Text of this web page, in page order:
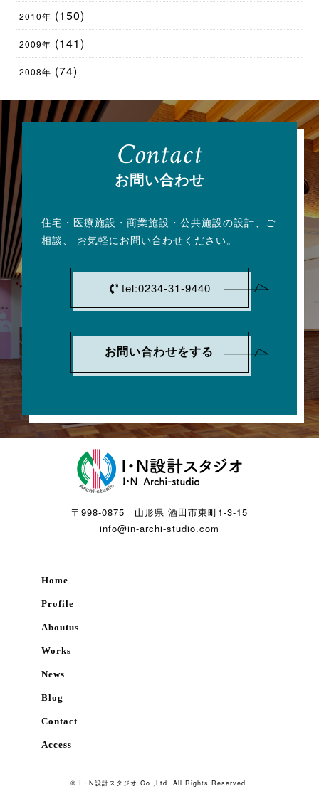
2010年 (150)
2009年 (141)
2008年 (74)
Contact
お問い合わせ
住宅・医療施設・商業施設・公共施設の設計、 ご
相談、 お気軽にお問い合わせください。
tel:0234-31-9440
お問い合わせをする
〒998-0875 山形県 酒田市東町1-3-15
info@in-archi-studio.com
Home
Profile
Aboutus
Works
News
Blog
Contact
Access
© I・N設計スタジオ Co.,Ltd. All Rights Reserved.